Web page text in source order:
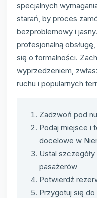
specjalnych
starań, by proces
bezproblemowy i
profesjonalną
się o formalności.
wyprzedzeniem,
ruchu i popularnych
Zadzwoń pod
Podaj miejsce i
docelowe w
Ustal
pasażerów
Potwierdź
Przygotuj się